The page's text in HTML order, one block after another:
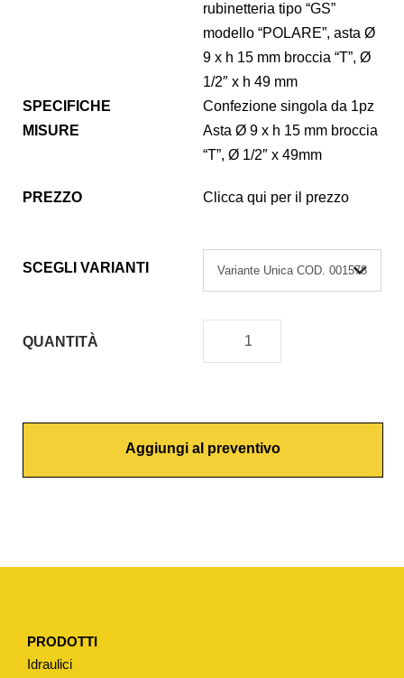
rubinetteria tipo “GS”
modello “POLARE”, asta Ø
9 x h 15 mm broccia “T”, Ø
1/2″ x h 49 mm
SPECIFICHE
Confezione singola da 1pz
MISURE
Asta Ø 9 x h 15 mm broccia
“T”, Ø 1/2″ x 49mm
PREZZO Clicca qui per il prezzo
SCEGLI VARIANTI
QUANTITÀ
V
O
E
D
O
Aggiungi al preventivo
PRODOTTI
Idraulici